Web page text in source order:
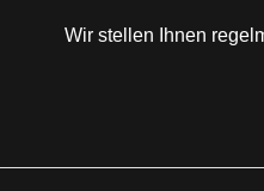
Wir stellen Ihnen